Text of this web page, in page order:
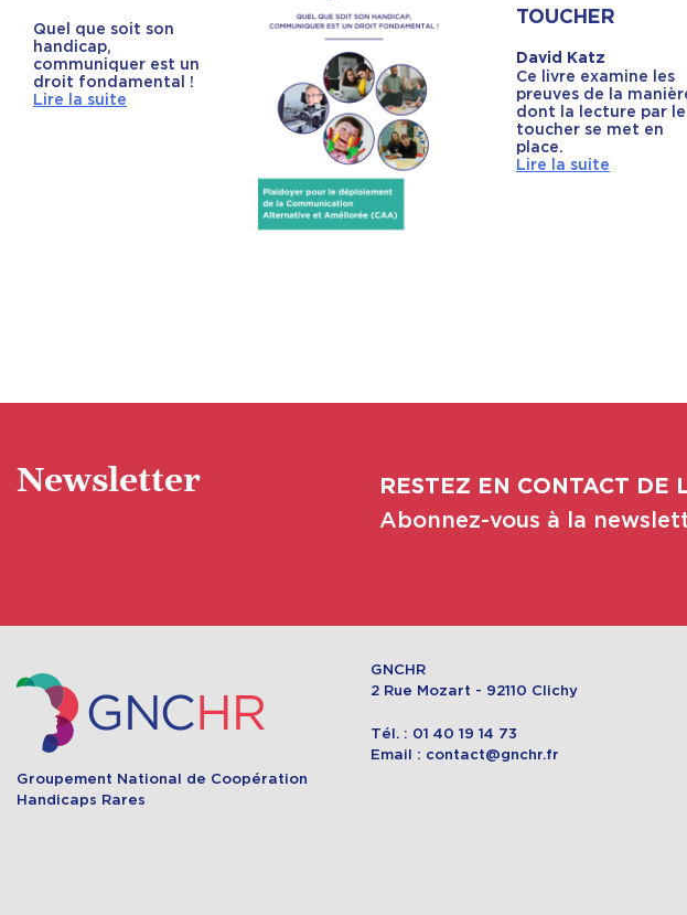
Quel que soit son
handicap,
communiquer est un
droit fondamental !
Lire la suite
TOUCHER
David Katz
Ce livre examine les
preuves de la
dont la lecture par le
toucher se met en
place.
Lire la suite
Newsletter RESTEZ EN CONTACT DE
Abonnez-vous à la
Groupement National de Coopération
Handicaps Rares
GNCHR
2 Rue Mozart - 92110 Clichy
Tél. : 01 40 19 14 73
Email : contact@gnchr.fr